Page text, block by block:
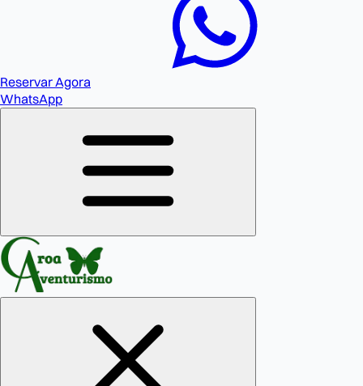
Reservar Agora
WhatsApp